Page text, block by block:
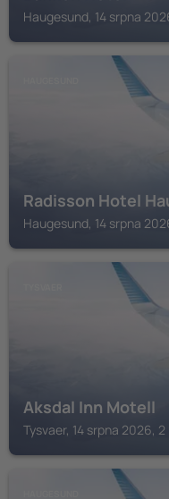
Haugesund, 14 srpna
Radisson Hotel
Haugesund, 14 srpna
Aksdal Inn Motell
Tysvaer, 14 srpna 2026, 2